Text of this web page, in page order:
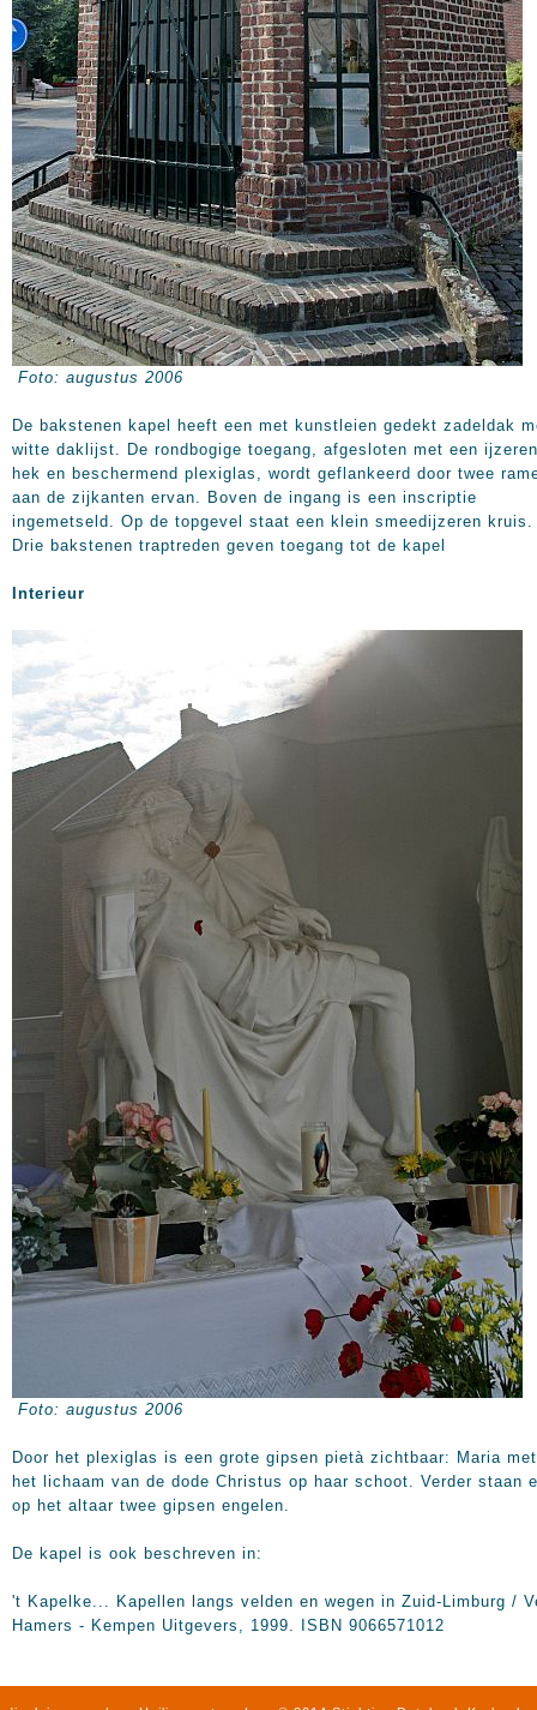
Foto: augustus 2006
De bakstenen kapel heeft een met kunstleien gedekt zadeldak
witte daklijst. De rondbogige toegang, afgesloten met een ijzeren
hek en beschermend plexiglas, wordt geflankeerd door twee
aan de zijkanten ervan. Boven de ingang is een inscriptie
ingemetseld. Op de topgevel staat een klein smeedijzeren kruis.
Drie bakstenen traptreden geven toegang tot de kapel
Interieur
Foto: augustus 2006
Door het plexiglas is een grote gipsen pietà zichtbaar: Maria met
het lichaam van de dode Christus op haar schoot. Verder staan
op het altaar twee gipsen engelen.
De kapel is ook beschreven in:
't Kapelke... Kapellen langs velden en wegen in Zuid-Limburg /
Hamers - Kempen Uitgevers, 1999. ISBN 9066571012